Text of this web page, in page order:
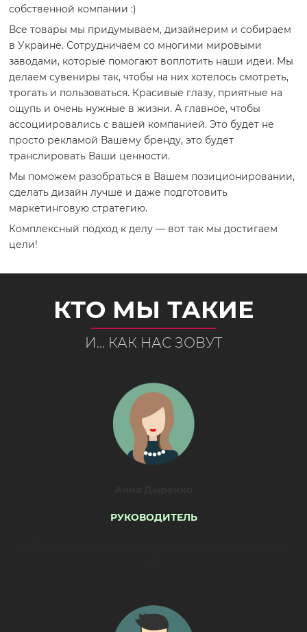
собственной компании :)
Все товары мы придумываем,дизайнерим и собираем
в Украине. Сотрудничаем со многими мировыми
заводами, которые помогают воплотить наши идеи. Мы
делаем сувениры так, чтобы на них хотелось смотреть,
трогать и пользоваться. Красивые глазу, приятные на
ощупь и очень нужные в жизни. А главное, чтобы
ассоциировались с вашей компанией. Это будет не
просто рекламой Вашему бренду, это будет
транслировать Ваши ценности.
Мы поможем разобраться в Вашем позиционировании,
сделать дизайн лучше и даже подготовить
маркетинговую стратегию.
Комплексный подход к делу — вот так мы достигаем
цели!
КТО МЫ ТАКИЕ
И... КАК НАС ЗОВУТ
РУКОВОДИТЕЛЬ